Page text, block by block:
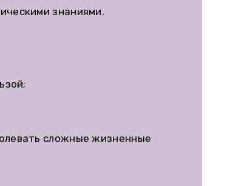
знаниями.
сложные жизненные